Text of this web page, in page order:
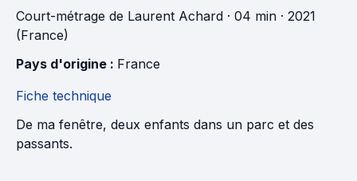
Court-métrage de Laurent Achard · 04 min · 2021
(France)
Pays d'origine : France
Fiche technique
De ma fenêtre, deux enfants dans un parc et des
passants.